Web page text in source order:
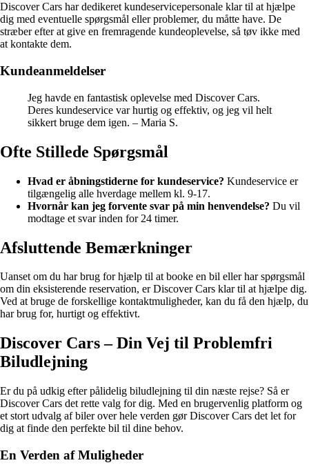
Discover Cars har dedikeret kundeservicepersonale klar til at hjælpe
dig med eventuelle spørgsmål eller problemer, du måtte have. De
stræber efter at give en fremragende kundeoplevelse, så tøv ikke med
at kontakte dem.
Kundeanmeldelser
Jeg havde en fantastisk oplevelse med Discover Cars.
Deres kundeservice var hurtig og effektiv, og jeg vil helt
sikkert bruge dem igen. – Maria S.
Ofte Stillede Spørgsmål
Hvad er åbningstiderne for kundeservice? Kundeservice er
tilgængelig alle hverdage mellem kl. 9-17.
Hvornår kan jeg forvente svar på min henvendelse? Du vil
modtage et svar inden for 24 timer.
Afsluttende Bemærkninger
Uanset om du har brug for hjælp til at booke en bil eller har spørgsmål
om din eksisterende reservation, er Discover Cars klar til at hjælpe dig.
Ved at bruge de forskellige kontaktmuligheder, kan du få den hjælp, du
har brug for, hurtigt og effektivt.
Discover Cars – Din Vej til Problemfri
Biludlejning
Er du på udkig efter pålidelig biludlejning til din næste rejse? Så er
Discover Cars det rette valg for dig. Med en brugervenlig platform og
et stort udvalg af biler over hele verden gør Discover Cars det let for
dig at finde den perfekte bil til dine behov.
En Verden af Muligheder